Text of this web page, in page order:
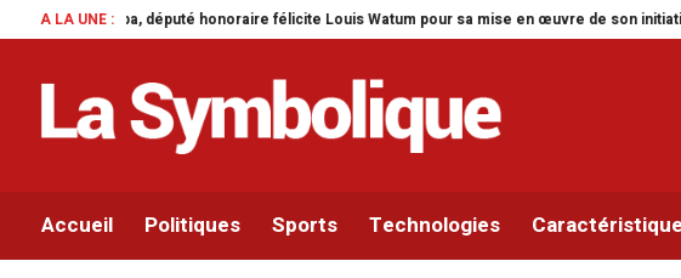
A LA UNE :
félicite Louis Watum pour sa mise en œuvre de son initiative legislative. Parlement
Accueil Politiques Sports Technologies